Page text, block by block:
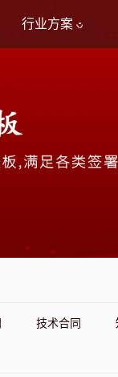
行业方案
技术合同